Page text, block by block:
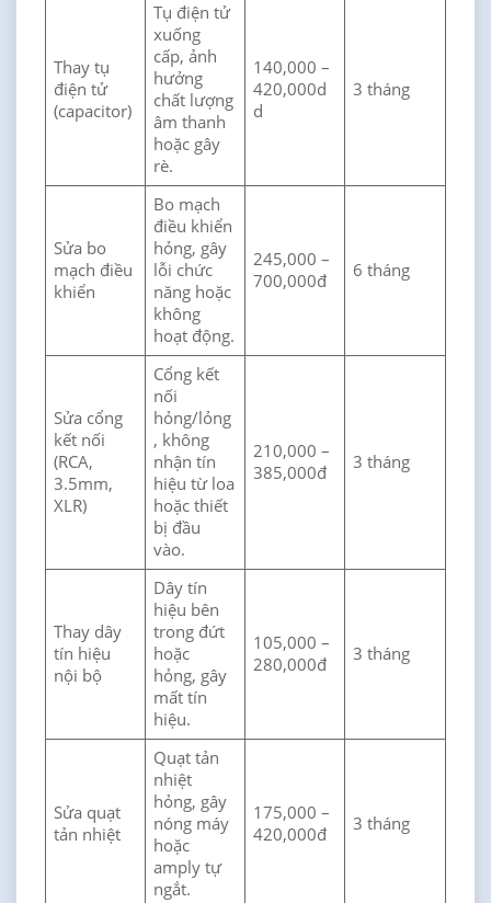
Thay tụ
điện tử
(capacitor)
Tụ điện tử
xuống
cấp, ảnh
hưởng
chất lượng
âm thanh
hoặc gây
rè.
140,000 –
420,000d
d
3 tháng
Sửa bo
mạch điều
khiển
Bo mạch
điều khiển
hỏng, gây
lỗi chức
năng hoặc
không
hoạt động.
245,000 –
700,000đ
6 tháng
Sửa cổng
kết nối
(RCA,
3.5mm,
XLR)
Cổng kết
nối
hỏng/lỏng
, không
nhận tín
hiệu từ loa
hoặc thiết
bị đầu
vào.
210,000 –
385,000đ
3 tháng
Thay dây
tín hiệu
nội bộ
Dây tín
hiệu bên
trong đứt
hoặc
hỏng, gây
mất tín
hiệu.
105,000 –
280,000đ
3 tháng
Sửa quạt
tản nhiệt
Quạt tản
nhiệt
hỏng, gây
nóng máy
hoặc
amply tự
ngắt.
175,000 –
420,000đ
3 tháng